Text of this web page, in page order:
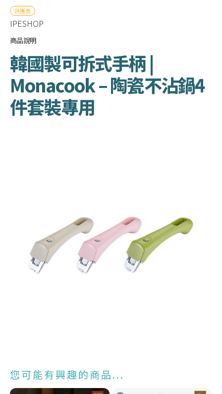
供應商
IPESHOP
商品說明
韓國製可拆式手柄 |
Monacook – 陶瓷不沾鍋4
件套裝專用
您可能有興趣的商品...